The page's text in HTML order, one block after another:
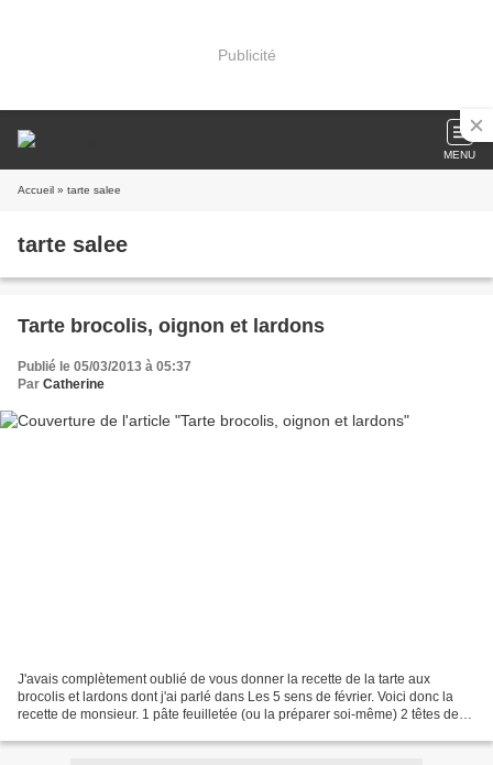
Publicité
MENU
Accueil » tarte salee
tarte salee
Tarte brocolis, oignon et lardons
Publié le 05/03/2013 à 05:37
Par Catherine
J'avais complètement oublié de vous donner la recette de la tarte aux
brocolis et lardons dont j'ai parlé dans Les 5 sens de février. Voici donc la
recette de monsieur. 1 pâte feuilletée (ou la préparer soi-même) 2 têtes de